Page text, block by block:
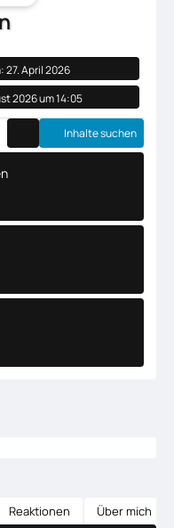
April 2026
2026 um 14:05
Inhalte suchen
Reaktionen Über mich